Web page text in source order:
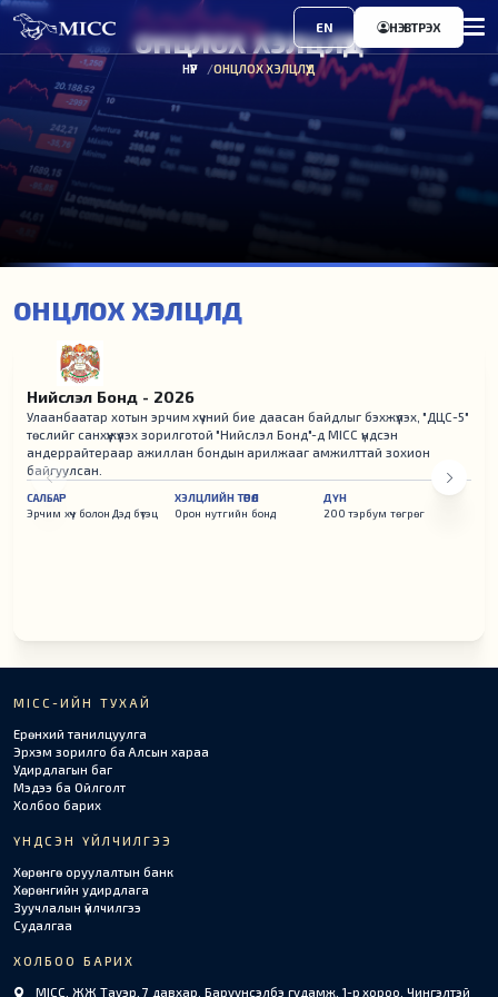
EN НЭВТРЭХ
ОНЦЛОХ ХЭЛЦЛҮҮД
НҮҮР ОНЦЛОХ ХЭЛЦЛҮҮД
ОНЦЛОХ ХЭЛЦЛҮҮД
Нийслэл Бонд - 2026
Улаанбаатар хотын эрчим хүчний бие даасан байдлыг бэхжүүлэх, "ДЦС-5"
төслийг санхүүжүүлэх зорилготой "Нийслэл Бонд"-д MICC үндсэн
андеррайтераар ажиллан бондын арилжааг амжилттай зохион
байгуулсан.
САЛБАР
Эрчим хүч болон Дэд бүтэц
ХЭЛЦЛИЙН ТӨРӨЛ
Орон нутгийн бонд
ДҮН
200 тэрбум төгрөг
MICC-ИЙН ТУХАЙ
Ерөнхий танилцуулга
Эрхэм зорилго ба Алсын хараа
Удирдлагын баг
Мэдээ ба Ойлголт
Холбоо барих
ҮНДСЭН ҮЙЛЧИЛГЭЭ
Хөрөнгө оруулалтын банк
Хөрөнгийн удирдлага
Зуучлалын үйлчилгээ
Судалгаа
ХОЛБОО БАРИХ
MICC, ЖЖ Тауэр, 7 давхар, Баруунсэлбэ гудамж, 1-р хороо, Чингэлтэй